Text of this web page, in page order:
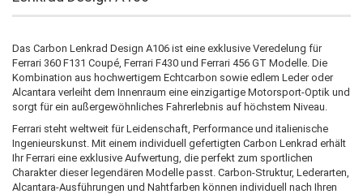
Das Carbon Lenkrad Design A106 ist eine exklusive Veredelung für
Ferrari 360 F131 Coupé, Ferrari F430 und Ferrari 456 GT Modelle. Die
Kombination aus hochwertigem Echtcarbon sowie edlem Leder oder
Alcantara verleiht dem Innenraum eine einzigartige Motorsport-Optik und
sorgt für ein außergewöhnliches Fahrerlebnis auf höchstem Niveau.
Ferrari steht weltweit für Leidenschaft, Performance und italienische
Ingenieurskunst. Mit einem individuell gefertigten Carbon Lenkrad erhält
Ihr Ferrari eine exklusive Aufwertung, die perfekt zum sportlichen
Charakter dieser legendären Modelle passt. Carbon-Struktur, Lederarten,
Alcantara-Ausführungen und Nahtfarben können individuell nach Ihren